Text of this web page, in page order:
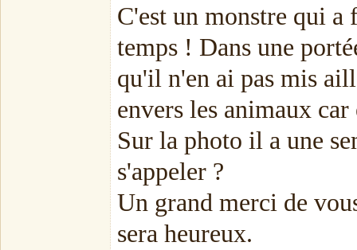
C'est un monstre qui a
temps ! Dans une
qu'il n'en ai pas mis
envers les animaux
Sur la photo il a une
s'appeler ?
Un grand merci de
sera heureux.